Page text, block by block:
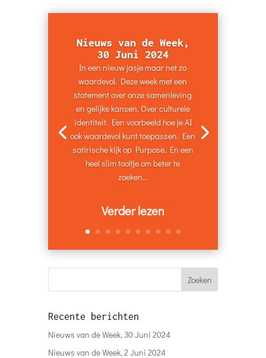
Nieuws van de Week,
30 Juni 2024
In een nieuw jasje maar net zo
waardevol. Deze week met een
statement over onze samenleving
en gelijke kansen. Over culturele
identiteit. Een voorbeeld hoe je AI
ook waardevol kunt toepassen. Een
satirische kijk op Purpose. En een
heel slim tooltje om beter te
zoeken...
Verder lezen
Recente berichten
Nieuws van de Week, 30 Juni 2024
Nieuws van de Week, 2 Juni 2024